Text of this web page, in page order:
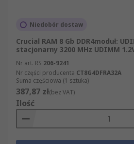
Niedobór dostaw
Crucial RAM 8 Gb DDR4moduł:
stacjonarny 3200 MHz UDIMM
Nr art. RS 206-9241
Nr części producenta CT8G4DFRA32A
Suma częściowa (1 sztuka)
387,87 zł(bez VAT)
Ilość